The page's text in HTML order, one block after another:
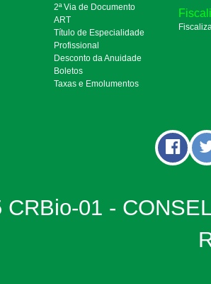
2ª Via de Documento
ART
Título de Especialidade
Profissional
Desconto da Anuidade
Boletos
Taxas e Emolumentos
01 -